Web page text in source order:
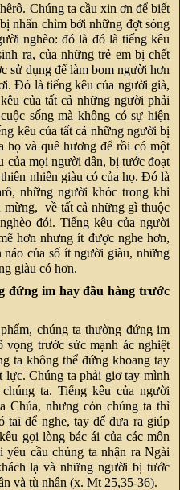
Chúng ta cầu xin ơn để biết
nhấn chìm bởi những đợt sóng
nghèo: đó là đó là tiếng kêu
ra, của những trẻ em bị chết
sử dụng để làm bom người hơn
Đó là tiếng kêu của người già,
của tất cả những người phải
sống mà không có sự hiện
kêu của tất cả những người bị
họ và quê hương để rồi có một
của mọi người dân, bị tước đoạt
nhiên giàu có của họ. Đó là
những người khóc trong khi
về tất cả những gì thuộc
đói. Tiếng kêu của người
hơn nhưng ít được nghe hơn,
của số ít người giàu, những
giàu có hơn.
đứng im hay đầu hàng trước
chúng ta thường đứng im
trước sức mạnh ác nghiệt
ta không thể đứng khoang tay
lực. Chúng ta phải giơ tay mình
ta. Tiếng kêu của người
Chúa, nhưng còn chúng ta thì
tai để nghe, tay để đưa ra giúp
gọi lòng bác ái của các môn
cầu chúng ta nhận ra Ngài
lạ và những người bị tước
và tù nhân (x. Mt 25,35-36).